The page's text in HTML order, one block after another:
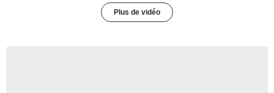
Plus de vidéo